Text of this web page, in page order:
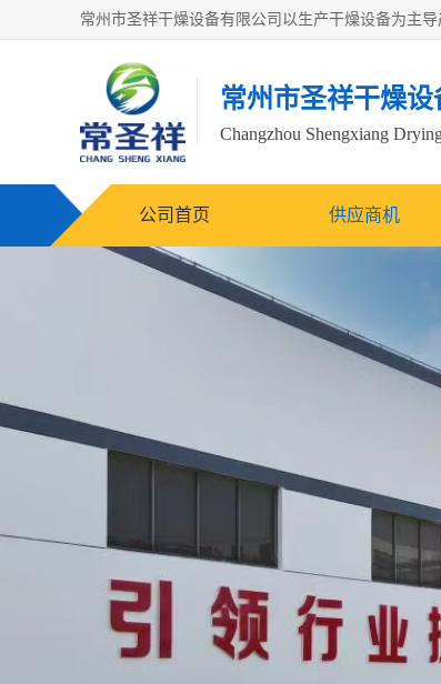
常州市圣祥干燥设
Changzhou Shengxiang
公司首页 供应商机